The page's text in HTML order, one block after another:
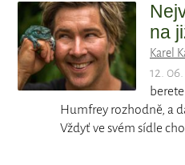
na
Karel
12.
Humfrey rozhodně, a
Vždyť ve svém sídle